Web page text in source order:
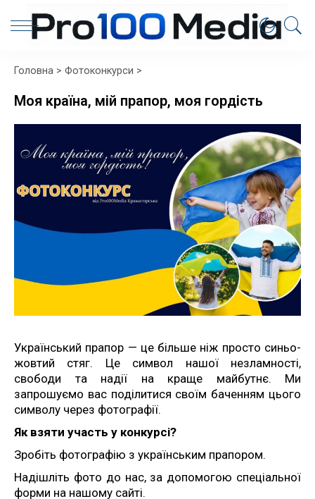
Головна > Фотоконкурси >
Моя країна, мій прапор, моя гордість
Український прапор — це більше ніж просто синьо-
жовтий стяг. Це символ нашої незламності,
свободи та надії на краще майбутнє. Ми
запрошуємо вас поділитися своїм баченням цього
символу через фотографії.
Як взяти участь у конкурсі?
Зробіть фотографію з українським прапором.
Надішліть фото до нас, за допомогою спеціальної
форми на нашому сайті.